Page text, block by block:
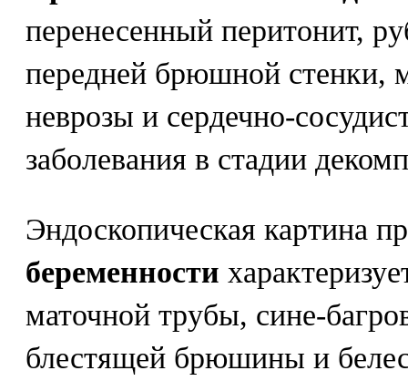
перенесенный перитонит,
передней брюшной стенки,
неврозы и сердечно-
заболевания в стадии
Эндоскопическая картина
беременности
маточной трубы, сине-
блестящей брюшины и